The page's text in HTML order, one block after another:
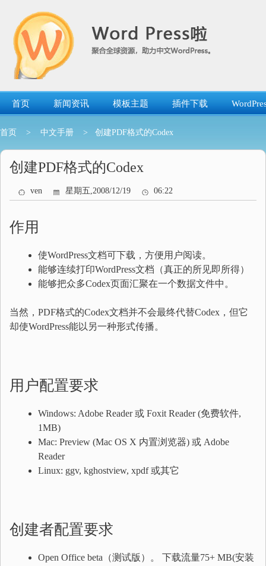
首页 新闻资讯 模板主题 插件下载
首页 > 中文手册 > 创建PDF格式的Codex
创建PDF格式的Codex
ven 星期五,2008/12/19 06:22
作用
使WordPress文档可下载，方便用户阅读。
能够连续打印WordPress文档（真正的所见即所得）
能够把众多Codex页面汇聚在一个数据文件中。
当然，PDF格式的Codex文档并不会最终代替Codex，但它
却使WordPress能以另一种形式传播。
用户配置要求
Windows: Adobe Reader 或 Foxit Reader (免费软件,
1MB)
Mac: Preview (Mac OS X 内置浏览器) 或 Adobe
Reader
Linux: ggv, kghostview, xpdf 或其它
创建者配置要求
Open Office beta（测试版）。 下载流量75+ MB(安装